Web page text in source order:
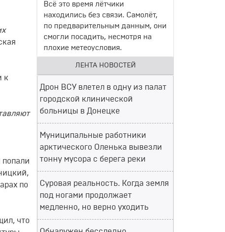
к
по
что
Всё это время лётчики
находились без связи. Самолёт,
по предварительным данным, они
смогли посадить, несмотря на
плохие метеоусловия.
ЛЕНТА НОВОСТЕЙ
Дрон ВСУ влетел в одну из палат
городской клинической
больницы в Донецке
Муниципальные работники
арктического Оленька вывезли
тонну мусора с берега реки
Суровая реальность. Когда земля
под ногами продолжает
медленно, но верно уходить